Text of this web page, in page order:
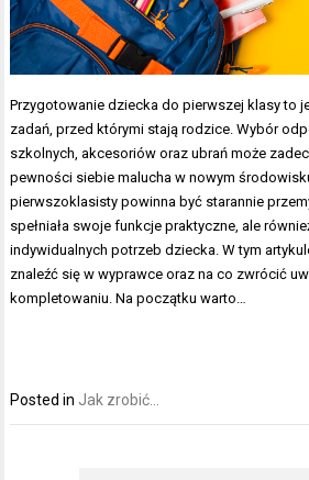
Przygotowanie dziecka do pierwszej klasy to
zadań, przed którymi stają rodzice. Wybór
szkolnych, akcesoriów oraz ubrań może
pewności siebie malucha w nowym
pierwszoklasisty powinna być starannie
spełniała swoje funkcje praktyczne, ale
indywidualnych potrzeb dziecka. W tym
znaleźć się w wyprawce oraz na co zwrócić
kompletowaniu. Na początku warto…
Posted in Jak zrobić...